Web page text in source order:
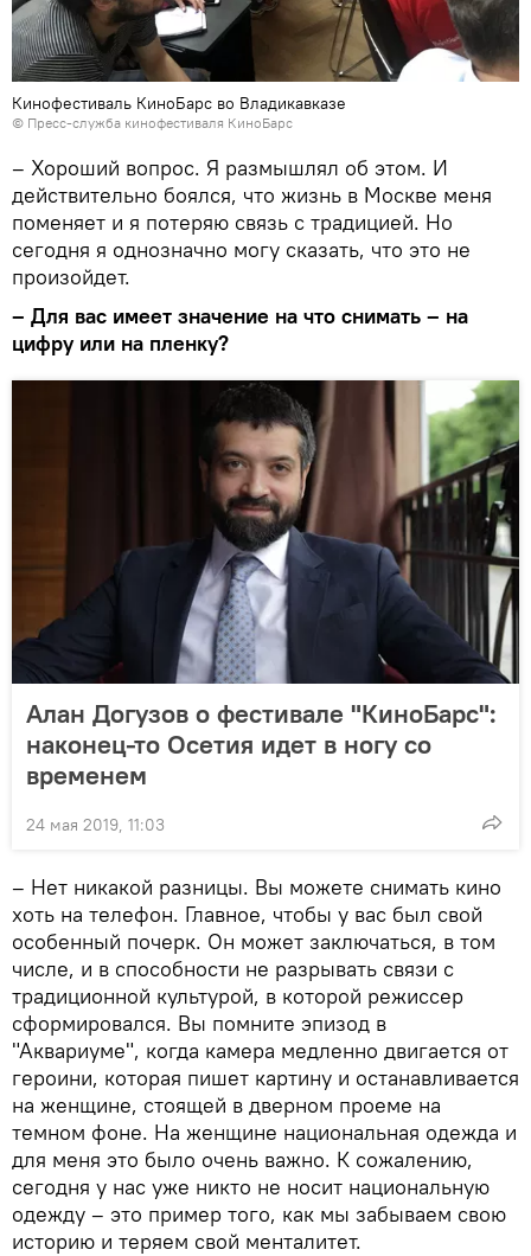
Кинофестиваль КиноБарс во Владикавказе
© Пресс-служба кинофестиваля КиноБарс
– Хороший вопрос. Я размышлял об этом. И
действительно боялся, что жизнь в Москве меня
поменяет и я потеряю связь с традицией. Но
сегодня я однозначно могу сказать, что это не
произойдет.
– Для вас имеет значение на что снимать – на
цифру или на пленку?
Алан Догузов о фестивале "КиноБарс":
наконец-то Осетия идет в ногу со
временем
24 мая 2019, 11:03
– Нет никакой разницы. Вы можете снимать кино
хоть на телефон. Главное, чтобы у вас был свой
особенный почерк. Он может заключаться, в том
числе, и в способности не разрывать связи с
традиционной культурой, в которой режиссер
сформировался. Вы помните эпизод в
"Аквариуме", когда камера медленно двигается от
героини, которая пишет картину и останавливается
на женщине, стоящей в дверном проеме на
темном фоне. На женщине национальная одежда и
для меня это было очень важно. К сожалению,
сегодня у нас уже никто не носит национальную
одежду – это пример того, как мы забываем свою
историю и теряем свой менталитет.